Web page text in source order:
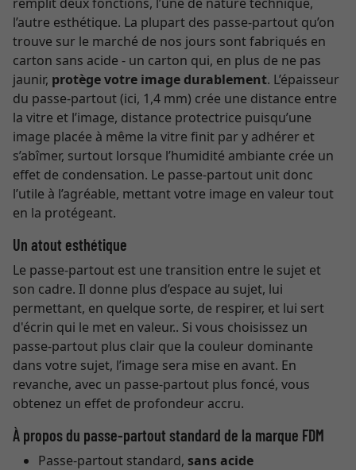
l’autre esthétique. La plupart des passe-partout qu’on
trouve sur le marché de nos jours sont fabriqués en
carton sans acide - un carton qui, en plus de ne pas
jaunir, protège votre image durablement. L’épaisseur
du passe-partout (ici, 1,4 mm) crée une distance entre
la vitre et l’image, distance protectrice puisqu’une
image placée à même la vitre finit par y adhérer et
s’abîmer, surtout lorsque l’humidité ambiante crée un
effet de condensation. Le passe-partout unit donc
l’utile à l’agréable, mettant votre image en valeur tout
en la protégeant.
Un atout esthétique
Le passe-partout est une transition entre le sujet et
son cadre. Il donne plus d’espace au sujet, lui
permettant, en quelque sorte, de respirer, et lui sert
d'écrin qui le met en valeur.. Si vous choisissez un
passe-partout plus clair que la couleur dominante
dans votre sujet, l’image sera mise en avant. En
revanche, avec un passe-partout plus foncé, vous
obtenez un effet de profondeur accru.
À propos du passe-partout standard de la marque FDM
Passe-partout standard, sans acide